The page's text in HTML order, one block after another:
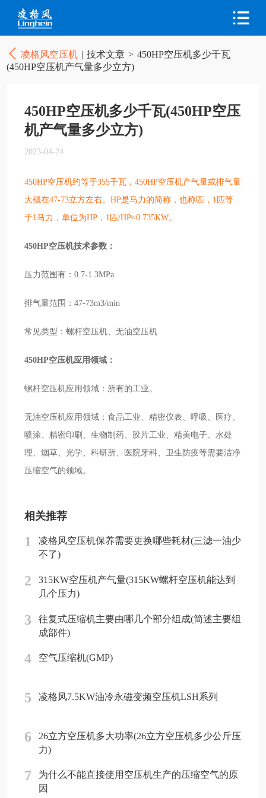
凌格风空压机 | 技术文章 > 450HP空压机多少千瓦
(450HP空压机产气量多少立方)
450HP空压机多少千瓦(450HP空压
机产气量多少立方)
2023-04-24
450HP空压机约等于355千瓦，450HP空压机产气量或排气量
大概在47-73立方左右。HP是马力的简称，也称匹，1匹等
于1马力，单位为HP，1匹/HP≈0.735KW。
450HP空压机技术参数：
压力范围有：0.7-1.3MPa
排气量范围：47-73m3/min
常见类型：螺杆空压机、无油空压机
450HP空压机应用领域：
螺杆空压机应用领域：所有的工业。
无油空压机应用领域：食品工业、精密仪表、呼吸、医疗、
喷涂、精密印刷、生物制药、胶片工业、精美电子、水处
理、烟草、光学、科研所、医院牙科、卫生防疫等需要洁净
压缩空气的领域。
相关推荐
1
凌格风空压机保养需要更换哪些耗材(三滤一油少
不了)
2
315KW空压机产气量(315KW螺杆空压机能达到
几个压力)
3
往复式压缩机主要由哪几个部分组成(简述主要组
成部件)
4 空气压缩机(GMP)
5 凌格风7.5KW油冷永磁变频空压机LSH系列
6
26立方空压机多大功率(26立方空压机多少公斤压
力)
7
为什么不能直接使用空压机生产的压缩空气的原
因